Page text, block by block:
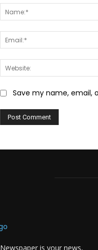
Save my name, email,
Newspaper is your news,